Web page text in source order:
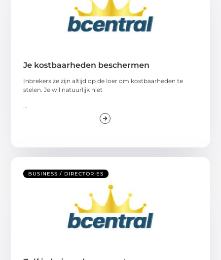
Je kostbaarheden beschermen
Inbrekers ze zijn altijd op de loer om kostbaarheden te
stelen. Je wil natuurlijk niet
BUSINESS / DIRECTORIES